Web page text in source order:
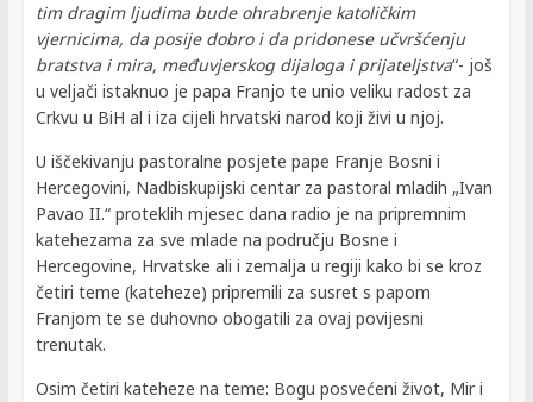
tim dragim ljudima bude ohrabrenje katoličkim
vjernicima, da posije dobro i da pridonese učvršćenju
bratstva i mira, međuvjerskog dijaloga i prijateljstva“- još
u veljači istaknuo je papa Franjo te unio veliku radost za
Crkvu u BiH al i iza cijeli hrvatski narod koji živi u njoj.
U iščekivanju pastoralne posjete pape Franje Bosni i
Hercegovini, Nadbiskupijski centar za pastoral mladih „Ivan
Pavao II.“ proteklih mjesec dana radio je na pripremnim
katehezama za sve mlade na području Bosne i
Hercegovine, Hrvatske ali i zemalja u regiji kako bi se kroz
četiri teme (kateheze) pripremili za susret s papom
Franjom te se duhovno obogatili za ovaj povijesni
trenutak.
Osim četiri kateheze na teme: Bogu posvećeni život, Mir i